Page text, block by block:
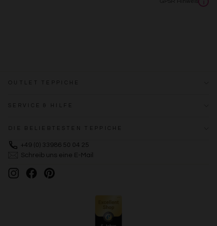
i
OUTLET TEPPICHE
SERVICE & HILFE
DIE BELIEBTESTEN TEPPICHE
+49 (0) 33986 50 04 25
Schreib uns eine E-Mail
InstagramFacebookPinterest